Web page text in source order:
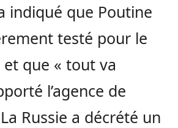
indiqué que Poutine
testé pour le
que « tout va
l’agence de
Russie a décrété un